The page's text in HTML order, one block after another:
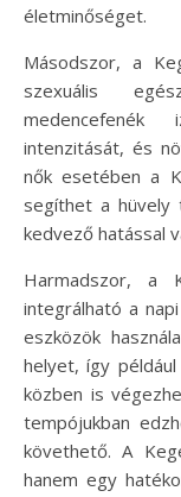
életminőséget.
Másodszor, a
szexuális
intenzitását, és
nők esetében a
segíthet a hüvely
kedvező hatással
Harmadszor, a
integrálható a
eszközök
helyet, így
közben is
tempójukban
követhető. A
hanem egy